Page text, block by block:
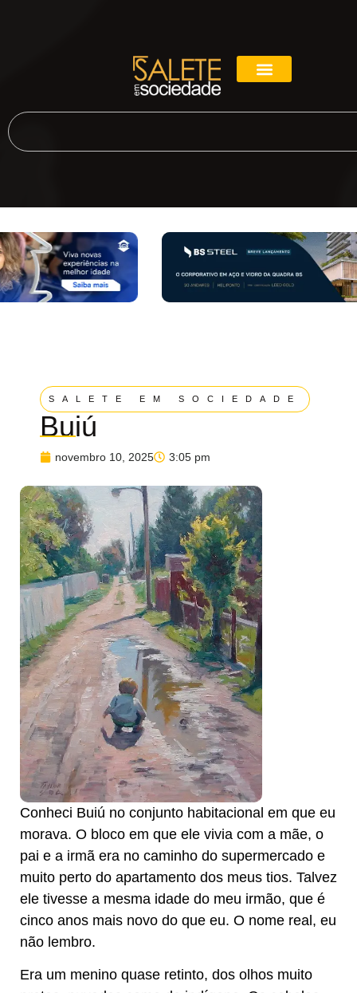
SALETE EM SOCIEDADE
Buiú
novembro 10, 2025 3:05 pm
Conheci Buiú no conjunto habitacional em que eu
morava. O bloco em que ele vivia com a mãe, o
pai e a irmã era no caminho do supermercado e
muito perto do apartamento dos meus tios. Talvez
ele tivesse a mesma idade do meu irmão, que é
cinco anos mais novo do que eu. O nome real, eu
não lembro.
Era um menino quase retinto, dos olhos muito